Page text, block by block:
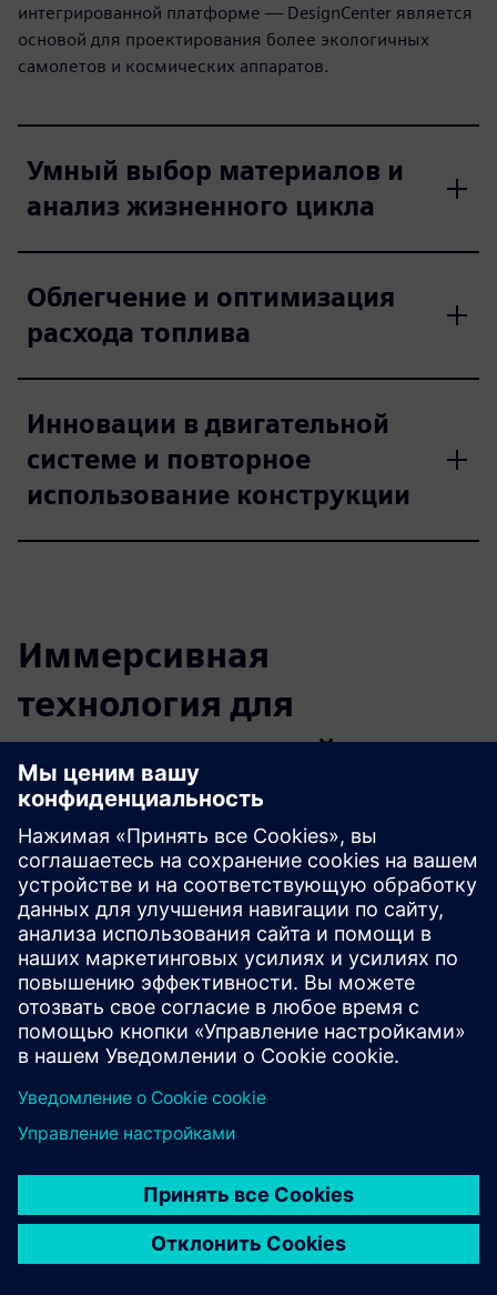
интегрированной платформе — DesignCenter является
основой для проектирования более экологичных
самолетов и космических аппаратов.
Умный выбор материалов и
анализ жизненного цикла
Облегчение и оптимизация
расхода топлива
Инновации в двигательной
системе и повторное
использование конструкции
Иммерсивная
технология для
аэрокосмической и
оборонной
промышленности
Познакомьтесь с дизайном и проектированием
изделий на совершенно новом уровне с помощью
иммерсивных технологий САПР. Войдите в
полномасштабную виртуальную среду и
взаимодействуйте со своими трехмерными моделями
самолетов или космических аппаратов для улучшения
визуализации, конкурентоспособности на рынке,
совместной работы и коммуникации.
Иммерсивное
сотрудничество